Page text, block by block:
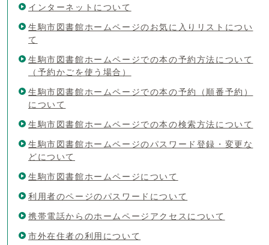
インターネットについて
生駒市図書館ホームページのお気に入りリストについ
て
生駒市図書館ホームページでの本の予約方法について
（予約かごを使う場合）
生駒市図書館ホームページでの本の予約（順番予約）
について
生駒市図書館ホームページでの本の検索方法について
生駒市図書館ホームページのパスワード登録・変更な
どについて
生駒市図書館ホームページについて
利用者のページのパスワードについて
携帯電話からのホームページアクセスについて
市外在住者の利用について